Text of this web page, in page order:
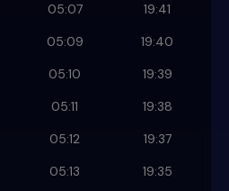
05:07
19:41
05:09
19:40
05:10
19:39
05:11
19:38
05:12
19:37
05:13
19:35